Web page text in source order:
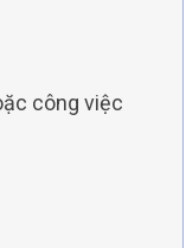
công việc